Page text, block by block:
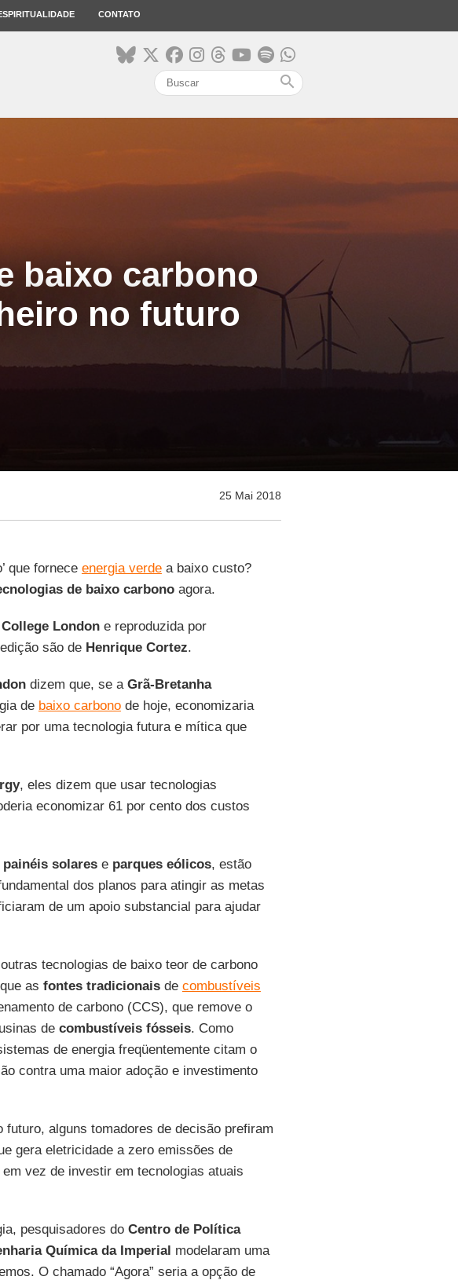
CONTATO
search
baixo carbono
no futuro
25 Mai 2018
que fornece energia verdea baixo custo?
de baixo carbonoagora.
Londone reproduzida por
são de Henrique Cortez.
dizem que, se a Grã-Bretanha
de baixo carbonode hoje, economizaria
por uma tecnologia futura e mítica que
, eles dizem que usar tecnologias
economizar 61 por cento dos custos
painéis solarese parques eólicos, estão
dos planos para atingir as metas
de um apoio substancial para ajudar
tecnologias de baixo teor de carbono
as fontes tradicionaisde combustíveis
de carbono (CCS), que remove o
de combustíveis fósseis. Como
de energia freqüentemente citam o
contra uma maior adoção e investimento
alguns tomadores de decisão prefiram
gera eletricidade a zero emissões de
vez de investir em tecnologias atuais
pesquisadores do Centro de Política
Química da Imperial modelaram uma
O chamado “Agora” seria a opção de